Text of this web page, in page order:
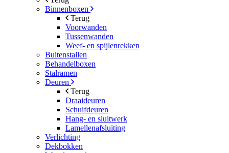
Binnenboxen
Terug
Voorwanden
Tussenwanden
Weef- en spijlenrekken
Buitenstallen
Behandelboxen
Stalramen
Deuren
Terug
Draaideuren
Schuifdeuren
Hang- en sluitwerk
Lamellenafsluiting
Verlichting
Dekbokken